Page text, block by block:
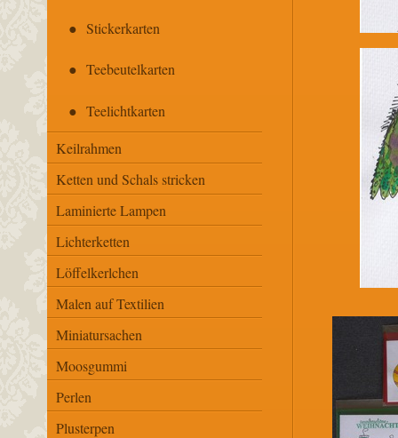
Stickerkarten
Teebeutelkarten
Teelichtkarten
Keilrahmen
Ketten und Schals stricken
Laminierte Lampen
Lichterketten
Löffelkerlchen
Malen auf Textilien
Miniatursachen
Moosgummi
Perlen
Plusterpen